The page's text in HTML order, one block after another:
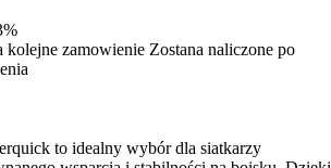
kolejne zamowienie Zostana naliczone po
to idealny wybór dla siatkarzy